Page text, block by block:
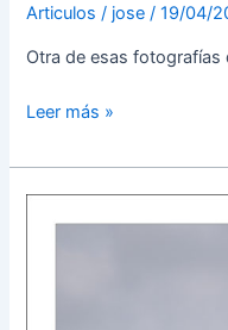
Articulos / jose/19/04/
Otra de esas
Camino
infinito.
Fotografía
destacada
Leer más »